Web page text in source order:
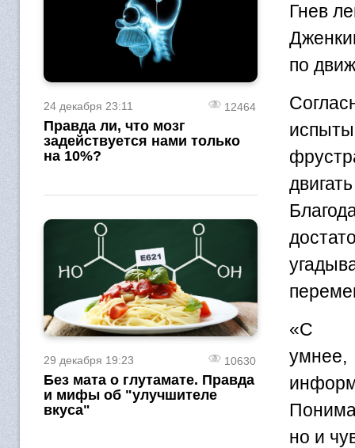
24 декабря 23:11 12464
Правда ли, что мозг
задействуется нами только
на 10%?
29 декабря 19:23 10630
Без мата о глутамате. Правда
и мифы об "улучшителе
вкуса"
Гнев
по
«С
но и